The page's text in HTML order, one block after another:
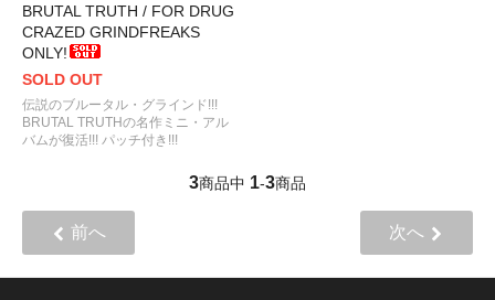
BRUTAL TRUTH / FOR DRUG
CRAZED GRINDFREAKS
ONLY!
SOLD OUT
伝説のブルータル・グラインド!!!
BRUTAL TRUTHの名作ミニ・アル
バムが復活!!! パッチ付き!!!
3商品中 1-3商品
前へ 次へ